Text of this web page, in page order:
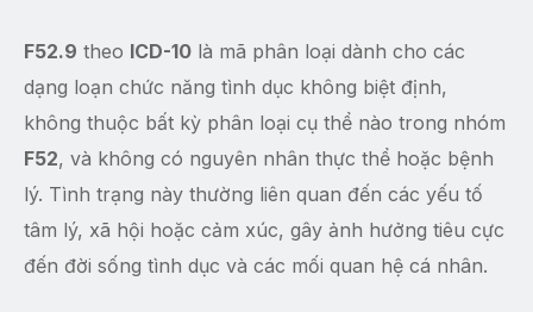
F52.9 theo ICD-10 là mã phân loại dành cho các
dạng loạn chức năng tình dục không biệt định,
không thuộc bất kỳ phân loại cụ thể nào trong nhóm
F52, và không có nguyên nhân thực thể hoặc bệnh
lý. Tình trạng này thường liên quan đến các yếu tố
tâm lý, xã hội hoặc cảm xúc, gây ảnh hưởng tiêu cực
đến đời sống tình dục và các mối quan hệ cá nhân.